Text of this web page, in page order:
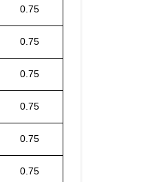
0.75
0.75
0.75
0.75
0.75
0.75